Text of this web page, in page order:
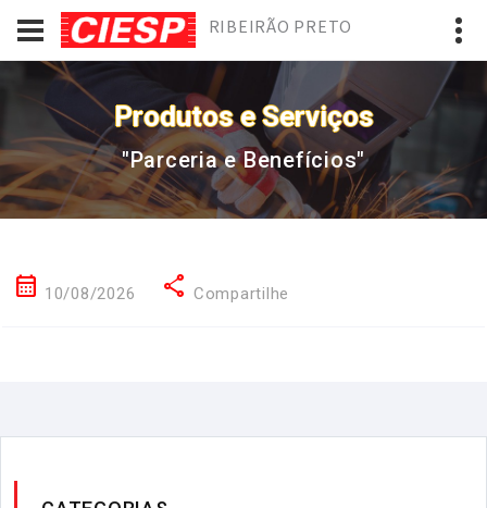
RIBEIRÃO PRETO
Produtos e Serviços
"Parceria e Benefícios"
calendar_month 10/08/2026 share Compartilhe